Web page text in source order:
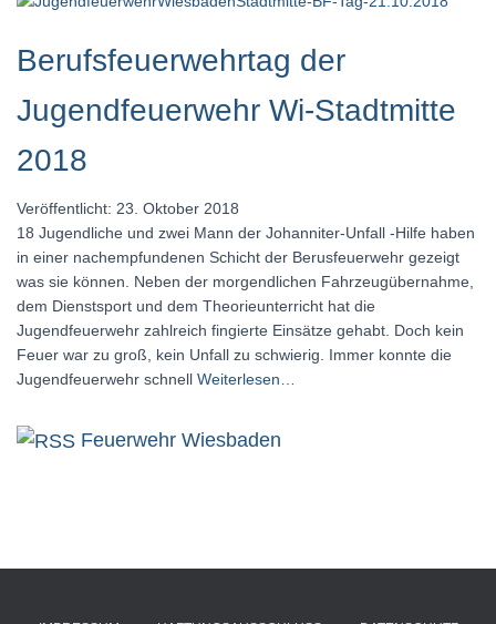
Berufsfeuerwehrtag der
Jugendfeuerwehr Wi-Stadtmitte
2018
Veröffentlicht: 23. Oktober 2018
18 Jugendliche und zwei Mann der Johanniter-Unfall -Hilfe haben
in einer nachempfundenen Schicht der Berusfeuerwehr gezeigt
was sie können. Neben der morgendlichen Fahrzeugübernahme,
dem Dienstsport und dem Theorieunterricht hat die
Jugendfeuerwehr zahlreich fingierte Einsätze gehabt. Doch kein
Feuer war zu groß, kein Unfall zu schwierig. Immer konnte die
Jugendfeuerwehr schnell Weiterlesen…
Feuerwehr Wiesbaden